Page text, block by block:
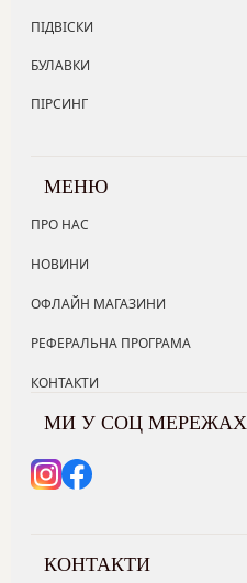
ПІДВІСКИ
БУЛАВКИ
ПІРСИНГ
МЕНЮ
ПРО НАС
НОВИНИ
ОФЛАЙН МАГАЗИНИ
РЕФЕРАЛЬНА ПРОГРАМА
КОНТАКТИ
МИ У СОЦ МЕРЕЖАХ
КОНТАКТИ